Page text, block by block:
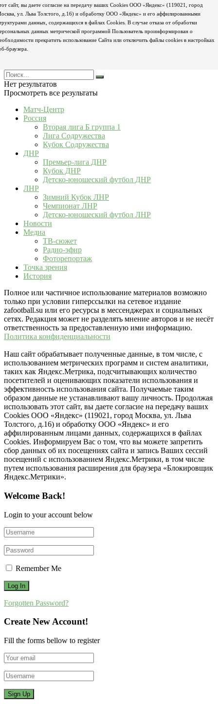
сайт, вы даете согласие на передачу ваших Cookies ООО «Яндекс» (119021, город
ул. Льва Толстого, д.16) и обработку ООО «Яндекс» и его аффилированными
данных, содержащихся в файлах Cookies. В случае отказа от обработки
данных метрической программой Пользователь проинформирован о
прекратить использование Сайта или отключить файлы cookies в настройках
браузера.
Нет результатов
Просмотреть все результаты
Матч-Центр
Россия
Вторая лига Б группа 1
Лига Содружества
Кубок Содружества
ДНР
Премьер-лига ДНР
Кубок ДНР
Детско-юношеский футбол ДНР
ЛНР
Зимний Кубок ЛНР
Чемпионат ЛНР
Детско-юношеский футбол ЛНР
Новости
Медиа
ТВ-сюжет
Радио-эфир
Фоторепортаж
Точка зрения
История
Полное или частичное использование материалов возможно
только при условии гиперссылки на сетевое издание
zafootball.su или его ресурсы в мессенджерах и социальных
сетях. Редакция может не разделять мнение авторов и не несёт
ответственность за предоставленную ими информацию.
Политика конфиденциальности
Наш сайт обрабатывает полученные данные, в том числе, с
использованием метрических программ и систем аналитики,
таких как Яндекс.Метрика, подсчитывающих количество
посетителей и оценивающих показатели использования и
эффективность использования сайта. Получаемые таким
образом данные не устанавливают вашу личность. Продолжая
использовать этот сайт, вы даете согласие на передачу ваших
Cookies ООО «Яндекс» (119021, город Москва, ул. Льва
Толстого, д.16) и обработку ООО «Яндекс» и его
аффилированным лицами данных, содержащихся в файлах
Cookies. Информируем Вас о том, что вы можете запретить
сбор данных об их посещениях сайта и запись Ваших сессий
посещений с использованием Яндекс.Метрики, в том числе
путем использования расширения для браузера «Блокировщик
Яндекс.Метрики».
Welcome Back!
Login to your account below
Remember Me
Forgotten Password?
Create New Account!
Fill the forms bellow to register